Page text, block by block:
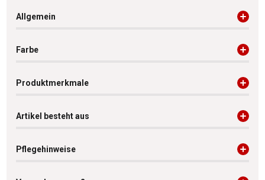
Allgemein
Farbe
Produktmerkmale
Artikel besteht aus
Pflegehinweise